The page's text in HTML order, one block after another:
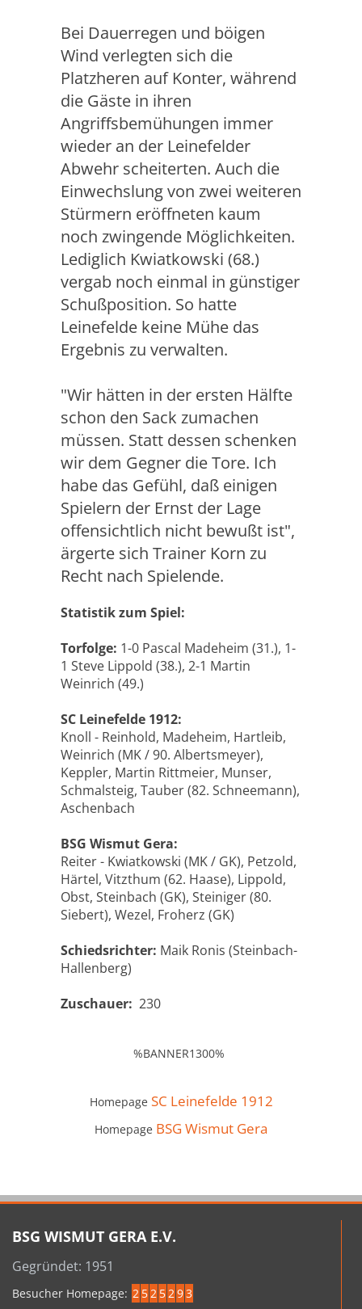
Bei Dauerregen und böigen
Wind verlegten sich die
Platzheren auf Konter, während
die Gäste in ihren
Angriffsbemühungen immer
wieder an der Leinefelder
Abwehr scheiterten. Auch die
Einwechslung von zwei weiteren
Stürmern eröffneten kaum
noch zwingende Möglichkeiten.
Lediglich Kwiatkowski (68.)
vergab noch einmal in günstiger
Schußposition. So hatte
Leinefelde keine Mühe das
Ergebnis zu verwalten.
"Wir hätten in der ersten Hälfte
schon den Sack zumachen
müssen. Statt dessen schenken
wir dem Gegner die Tore. Ich
habe das Gefühl, daß einigen
Spielern der Ernst der Lage
offensichtlich nicht bewußt ist",
ärgerte sich Trainer Korn zu
Recht nach Spielende.
Statistik zum Spiel:
Torfolge: 1-0 Pascal Madeheim (31.), 1-
1 Steve Lippold (38.), 2-1 Martin
Weinrich (49.)
SC Leinefelde 1912:
Knoll - Reinhold, Madeheim, Hartleib,
Weinrich (MK / 90. Albertsmeyer),
Keppler, Martin Rittmeier, Munser,
Schmalsteig, Tauber (82. Schneemann),
Aschenbach
BSG Wismut Gera:
Reiter - Kwiatkowski (MK / GK), Petzold,
Härtel, Vitzthum (62. Haase), Lippold,
Obst, Steinbach (GK), Steiniger (80.
Siebert), Wezel, Froherz (GK)
Schiedsrichter: Maik Ronis (Steinbach-
Hallenberg)
Zuschauer: 230
%BANNER1300%
Homepage SC Leinefelde 1912
Homepage BSG Wismut Gera
BSG WISMUT GERA E.V.
Gegründet: 1951
Besucher Homepage: 2 52 5293